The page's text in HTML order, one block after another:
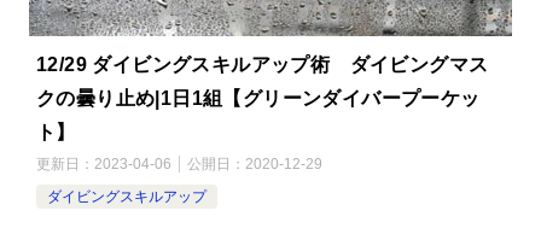
12/29 ダイビングスキルアップ術 ダイビングマス
クの曇り止め|1日1組【グリーンダイバープーケッ
ト】
更新日： 2023-04-06 公開日： 2020-12-29
ダイビングスキルアップ